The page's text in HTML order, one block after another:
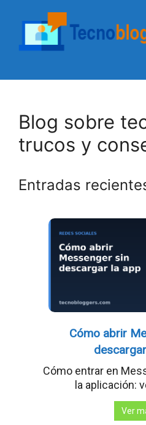
contenido
Blog sobre
trucos y
Entradas
Cómo abrir
Cómo entrar en
la aplicación:
Ver